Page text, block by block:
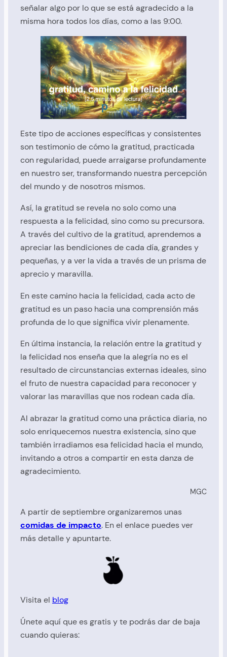
señalar algo por lo que se está agradecido a la
misma hora todos los días, como a las 9:00.
Este tipo de acciones específicas y consistentes
son testimonio de cómo la gratitud, practicada
con regularidad, puede arraigarse profundamente
en nuestro ser, transformando nuestra percepción
del mundo y de nosotros mismos.
Así, la gratitud se revela no solo como una
respuesta a la felicidad, sino como su precursora.
A través del cultivo de la gratitud, aprendemos a
apreciar las bendiciones de cada día, grandes y
pequeñas, y a ver la vida a través de un prisma de
aprecio y maravilla.
En este camino hacia la felicidad, cada acto de
gratitud es un paso hacia una comprensión más
profunda de lo que significa vivir plenamente.
En última instancia, la relación entre la gratitud y
la felicidad nos enseña que la alegría no es el
resultado de circunstancias externas ideales, sino
el fruto de nuestra capacidad para reconocer y
valorar las maravillas que nos rodean cada día.
Al abrazar la gratitud como una práctica diaria, no
solo enriquecemos nuestra existencia, sino que
también irradiamos esa felicidad hacia el mundo,
invitando a otros a compartir en esta danza de
agradecimiento.
MGC
A partir de septiembre organizaremos unas
comidas de impacto. En el enlace puedes ver
más detalle y apuntarte.
Visita el blog
Únete aquí que es gratis y te podrás dar de baja
cuando quieras: